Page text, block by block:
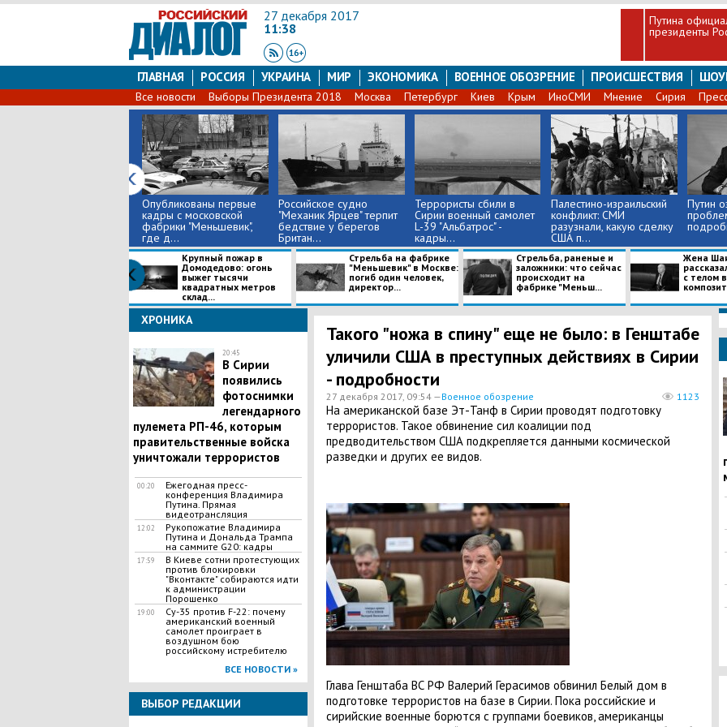
27 декабря 2017
11:38
Путина
президенты
ГЛАВНАЯ РОССИЯ УКРАИНА МИР ЭКОНОМИКА ВОЕННОЕ ОБОЗРЕНИЕ ПРОИСШЕСТВИЯ
Все новости Выборы Президента 2018 Москва Петербург Киев Крым ИноСМИ Мнение Сирия
Опубликованы первые
кадры с московской
фабрики "Меньшевик",
где д...
Российское судно
"Механик Ярцев" терпит
бедствие у берегов
Британ...
Террористы сбили в
Сирии военный самолет
L-39 "Альбатрос" -
кадры...
Палестино-израильский
конфликт: СМИ
разузнали, какую сделку
США п...
Путин
Крупный пожар в
Домодедово: огонь
выжег тысячи
квадратных метров
склад...
Стрельба на фабрике
"Меньшевик" в Москве:
погиб один человек,
директор...
Стрельба, раненые и
заложники: что сейчас
происходит на
фабрике "Меньш...
Жена
с телом
ХРОНИКА
20:45
В Сирии
появились
фотоснимки
легендарного
пулемета РП-46, которым
правительственные войска
уничтожали террористов
00:20
Ежегодная пресс-
конференция Владимира
Путина. Прямая
видеотрансляция
12:02
Рукопожатие Владимира
Путина и Дональда Трампа
на саммите G20: кадры
17:59
В Киеве сотни протестующих
против блокировки
"Вконтакте" собираются идти
к администрации
Порошенко
19:00
Су-35 против F-22: почему
американский военный
самолет проиграет в
воздушном бою
российскому истребителю
ВСЕ НОВОСТИ »
ВЫБОР РЕДАКЦИИ
Такого "ножа в спину" еще не было: в Генштабе
уличили США в преступных действиях в Сирии
- подробности
27 декабря 2017, 09:54 —Военное обозрение 1123
​На американской базе Эт-Танф в Сирии проводят подготовку
террористов. Такое обвинение сил коалиции под
предводительством США подкрепляется данными космической
разведки и других ее видов.
Глава Генштаба ВС РФ Валерий Герасимов обвинил Белый дом в
подготовке террористов на базе в Сирии. Пока российские и
сирийские военные борются с группами боевиков, американцы